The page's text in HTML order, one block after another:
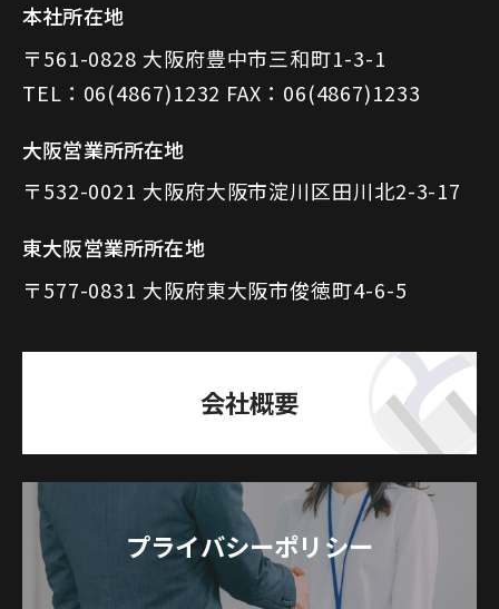
本社所在地
〒561-0828 大阪府豊中市三和町1-3-1
TEL：06(4867)1232 FAX：06(4867)1233
大阪営業所所在地
〒532-0021 大阪府大阪市淀川区田川北2-3-17
東大阪営業所所在地
〒577-0831 大阪府東大阪市俊徳町4-6-5
会社概要
プライバシーポリシー